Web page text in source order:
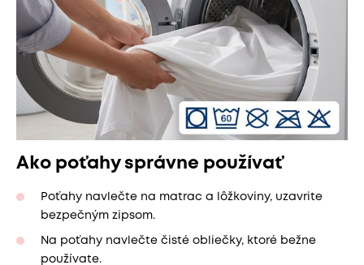
Ako poťahy správne používať
Poťahy navlečte na matrac a lôžkoviny, uzavrite
bezpečným zipsom.
Na poťahy navlečte čisté obliečky, ktoré bežne
používate.